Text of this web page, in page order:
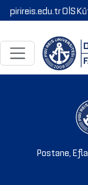
pirireis.edu.trOİS
Postane,